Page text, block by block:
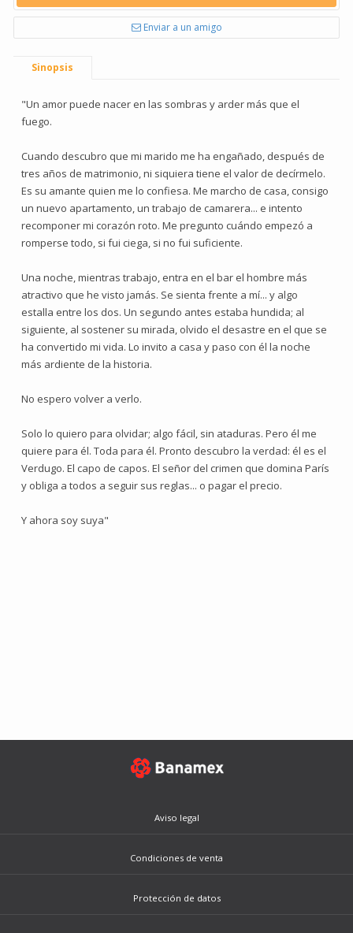
Enviar a un amigo
Sinopsis
"Un amor puede nacer en las sombras y arder más que el
fuego.
Cuando descubro que mi marido me ha engañado, después de
tres años de matrimonio, ni siquiera tiene el valor de decírmelo.
Es su amante quien me lo confiesa. Me marcho de casa, consigo
un nuevo apartamento, un trabajo de camarera... e intento
recomponer mi corazón roto. Me pregunto cuándo empezó a
romperse todo, si fui ciega, si no fui suficiente.
Una noche, mientras trabajo, entra en el bar el hombre más
atractivo que he visto jamás. Se sienta frente a mí... y algo
estalla entre los dos. Un segundo antes estaba hundida; al
siguiente, al sostener su mirada, olvido el desastre en el que se
ha convertido mi vida. Lo invito a casa y paso con él la noche
más ardiente de la historia.
No espero volver a verlo.
Solo lo quiero para olvidar; algo fácil, sin ataduras. Pero él me
quiere para él. Toda para él. Pronto descubro la verdad: él es el
Verdugo. El capo de capos. El señor del crimen que domina París
y obliga a todos a seguir sus reglas... o pagar el precio.
Y ahora soy suya"
Aviso legal
Condiciones de venta
Protección de datos